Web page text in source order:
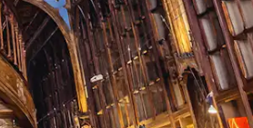
Sortuj według: